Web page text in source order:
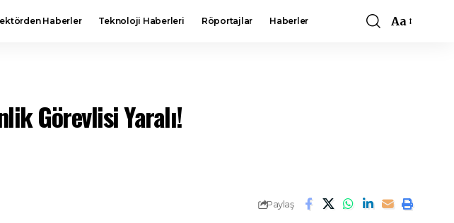
Haberler Teknoloji Haberleri Röportajlar Haberler
Font
Aa
Görevlisi Yaralı!
Paylaş